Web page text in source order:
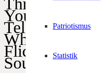
Patriotismus
Statistik
Threads
YouTube
Telegram
WhatsApp
Flickr
SoundCloud